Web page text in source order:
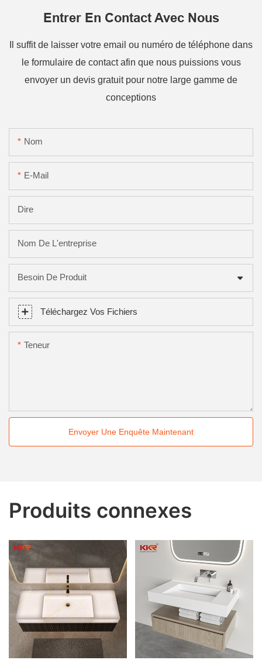
Entrer En Contact Avec Nous
Il suffit de laisser votre email ou numéro de téléphone dans
le formulaire de contact afin que nous puissions vous
envoyer un devis gratuit pour notre large gamme de
conceptions
Nom
E-Mail
Dire
Nom De L'entreprise
Besoin De Produit
Téléchargez Vos Fichiers
Teneur
Envoyer Une Enquête Maintenant
Produits connexes